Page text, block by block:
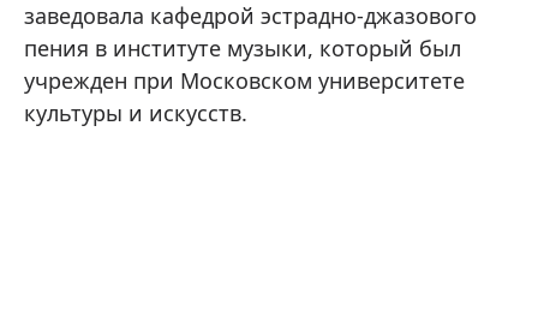
заведовала кафедрой эстрадно-джазового
пения в институте музыки, который был
учрежден при Московском университете
культуры и искусств.